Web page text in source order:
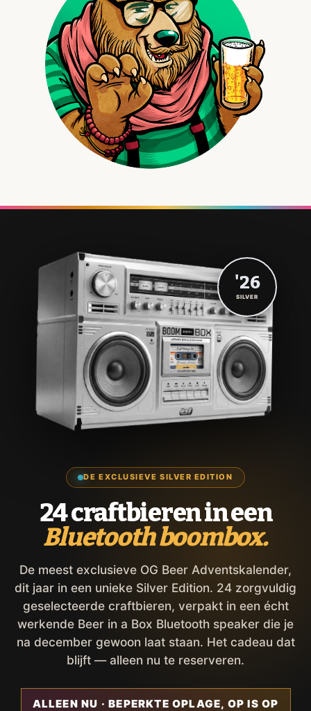
DE EXCLUSIEVE SILVER EDITION
24 craftbieren in een
Bluetooth boombox.
De meest exclusieve OG Beer Adventskalender,
dit jaar in een unieke Silver Edition. 24 zorgvuldig
geselecteerde craftbieren, verpakt in een écht
werkende Beer in a Box Bluetooth speaker die je
na december gewoon laat staan. Het cadeau dat
blijft — alleen nu te reserveren.
ALLEEN NU · BEPERKTE OPLAGE, OP IS OP
'26
SILVER